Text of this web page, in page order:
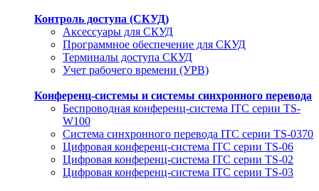
Контроль доступа (СКУД)
Аксессуары для СКУД
Программное обеспечение для СКУД
Терминалы доступа СКУД
Учет рабочего времени (УРВ)
Конференц-системы и системы синхронного перевода
Беспроводная конференц-система ITC серии TS-
W100
Система синхронного перевода ITC серии TS-0370
Цифровая конференц-система ITC серии TS-06
Цифровая конференц-система ITC серии TS-02
Цифровая конференц-система ITC серии TS-03